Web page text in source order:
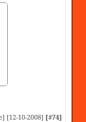
[12-10-2008] [#74]